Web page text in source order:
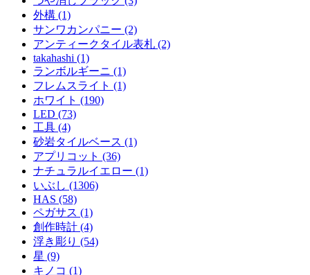
外構 (1)
サンワカンパニー (2)
アンティークタイル表札 (2)
takahashi (1)
ランボルギーニ (1)
フレムスライト (1)
ホワイト (190)
LED (73)
工具 (4)
砂岩タイルベース (1)
アプリコット (36)
ナチュラルイエロー (1)
いぶし (1306)
HAS (58)
ペガサス (1)
創作時計 (4)
浮き彫り (54)
星 (9)
キノコ (1)